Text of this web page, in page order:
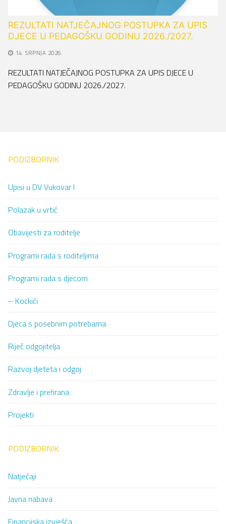
REZULTATI NATJEČAJNOG POSTUPKA ZA UPIS
DJECE U PEDAGOŠKU GODINU 2026./2027.
14. SRPNJA 2026.
REZULTATI NATJEČAJNOG POSTUPKA ZA UPIS DJECE U
PEDAGOŠKU GODINU 2026./2027.
PODIZBORNIK
Upisi u DV Vukovar I
Polazak u vrtić
Obavijesti za roditelje
Programi rada s roditeljima
Programi rada s djecom
– Kockići
Djeca s posebnim potrebama
Riječ odgojitelja
Razvoj djeteta i odgoj
Zdravlje i prehrana
Projekti
PODIZBORNIK
Natječaji
Javna nabava